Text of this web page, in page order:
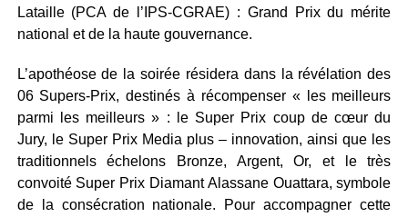
Lataille (PCA de l’IPS-CGRAE) : Grand Prix du mérite
national et de la haute gouvernance.
L’apothéose de la soirée résidera dans la révélation des
06 Supers-Prix, destinés à récompenser « les meilleurs
parmi les meilleurs » : le Super Prix coup de cœur du
Jury, le Super Prix Media plus – innovation, ainsi que les
traditionnels échelons Bronze, Argent, Or, et le très
convoité Super Prix Diamant Alassane Ouattara, symbole
de la consécration nationale. Pour accompagner cette